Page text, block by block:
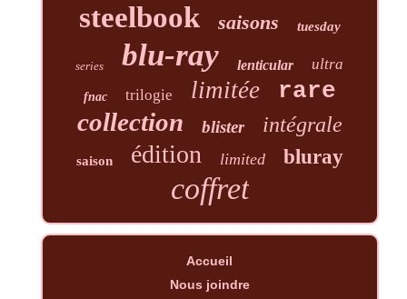
steelbook saisons tuesday
series blu-ray lenticular ultra
fnac trilogie limitée rare
collection blister intégrale
saison édition limited bluray
coffret
Accueil
Nous joindre